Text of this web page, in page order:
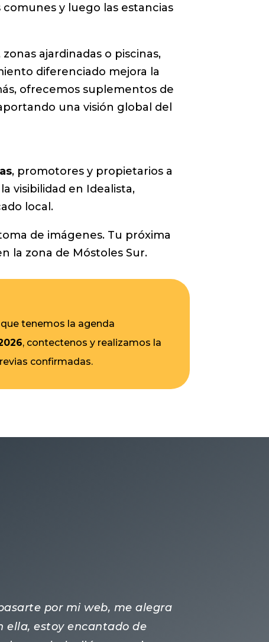
y luego las estancias
ajardinadas o piscinas,
diferenciado mejora la
ofrecemos suplementos de
una visión global del
, promotores y propietarios a
visibilidad en Idealista,
local.
de imágenes. Tu próxima
la zona de Móstoles Sur.
tenemos la agenda
, contectenos y realizamos la
confirmadas.
por mi web, me alegra
ella, estoy encantado de